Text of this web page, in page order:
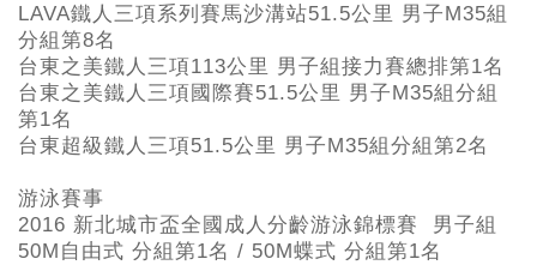
LAVA鐵人三項系列賽馬沙溝站51.5公里 男子M35組
分組第8名
台東之美鐵人三項113公里 男子組接力賽總排第1名
台東之美鐵人三項國際賽51.5公里 男子M35組分組
第1名
台東超級鐵人三項51.5公里 男子M35組分組第2名
游泳賽事
2016 新北城市盃全國成人分齡游泳錦標賽 男子組
50M自由式 分組第1名 / 50M蝶式 分組第1名